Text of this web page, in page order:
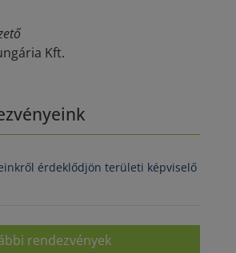
érdeklődjön területi képviselő
rendezvények
Kft.